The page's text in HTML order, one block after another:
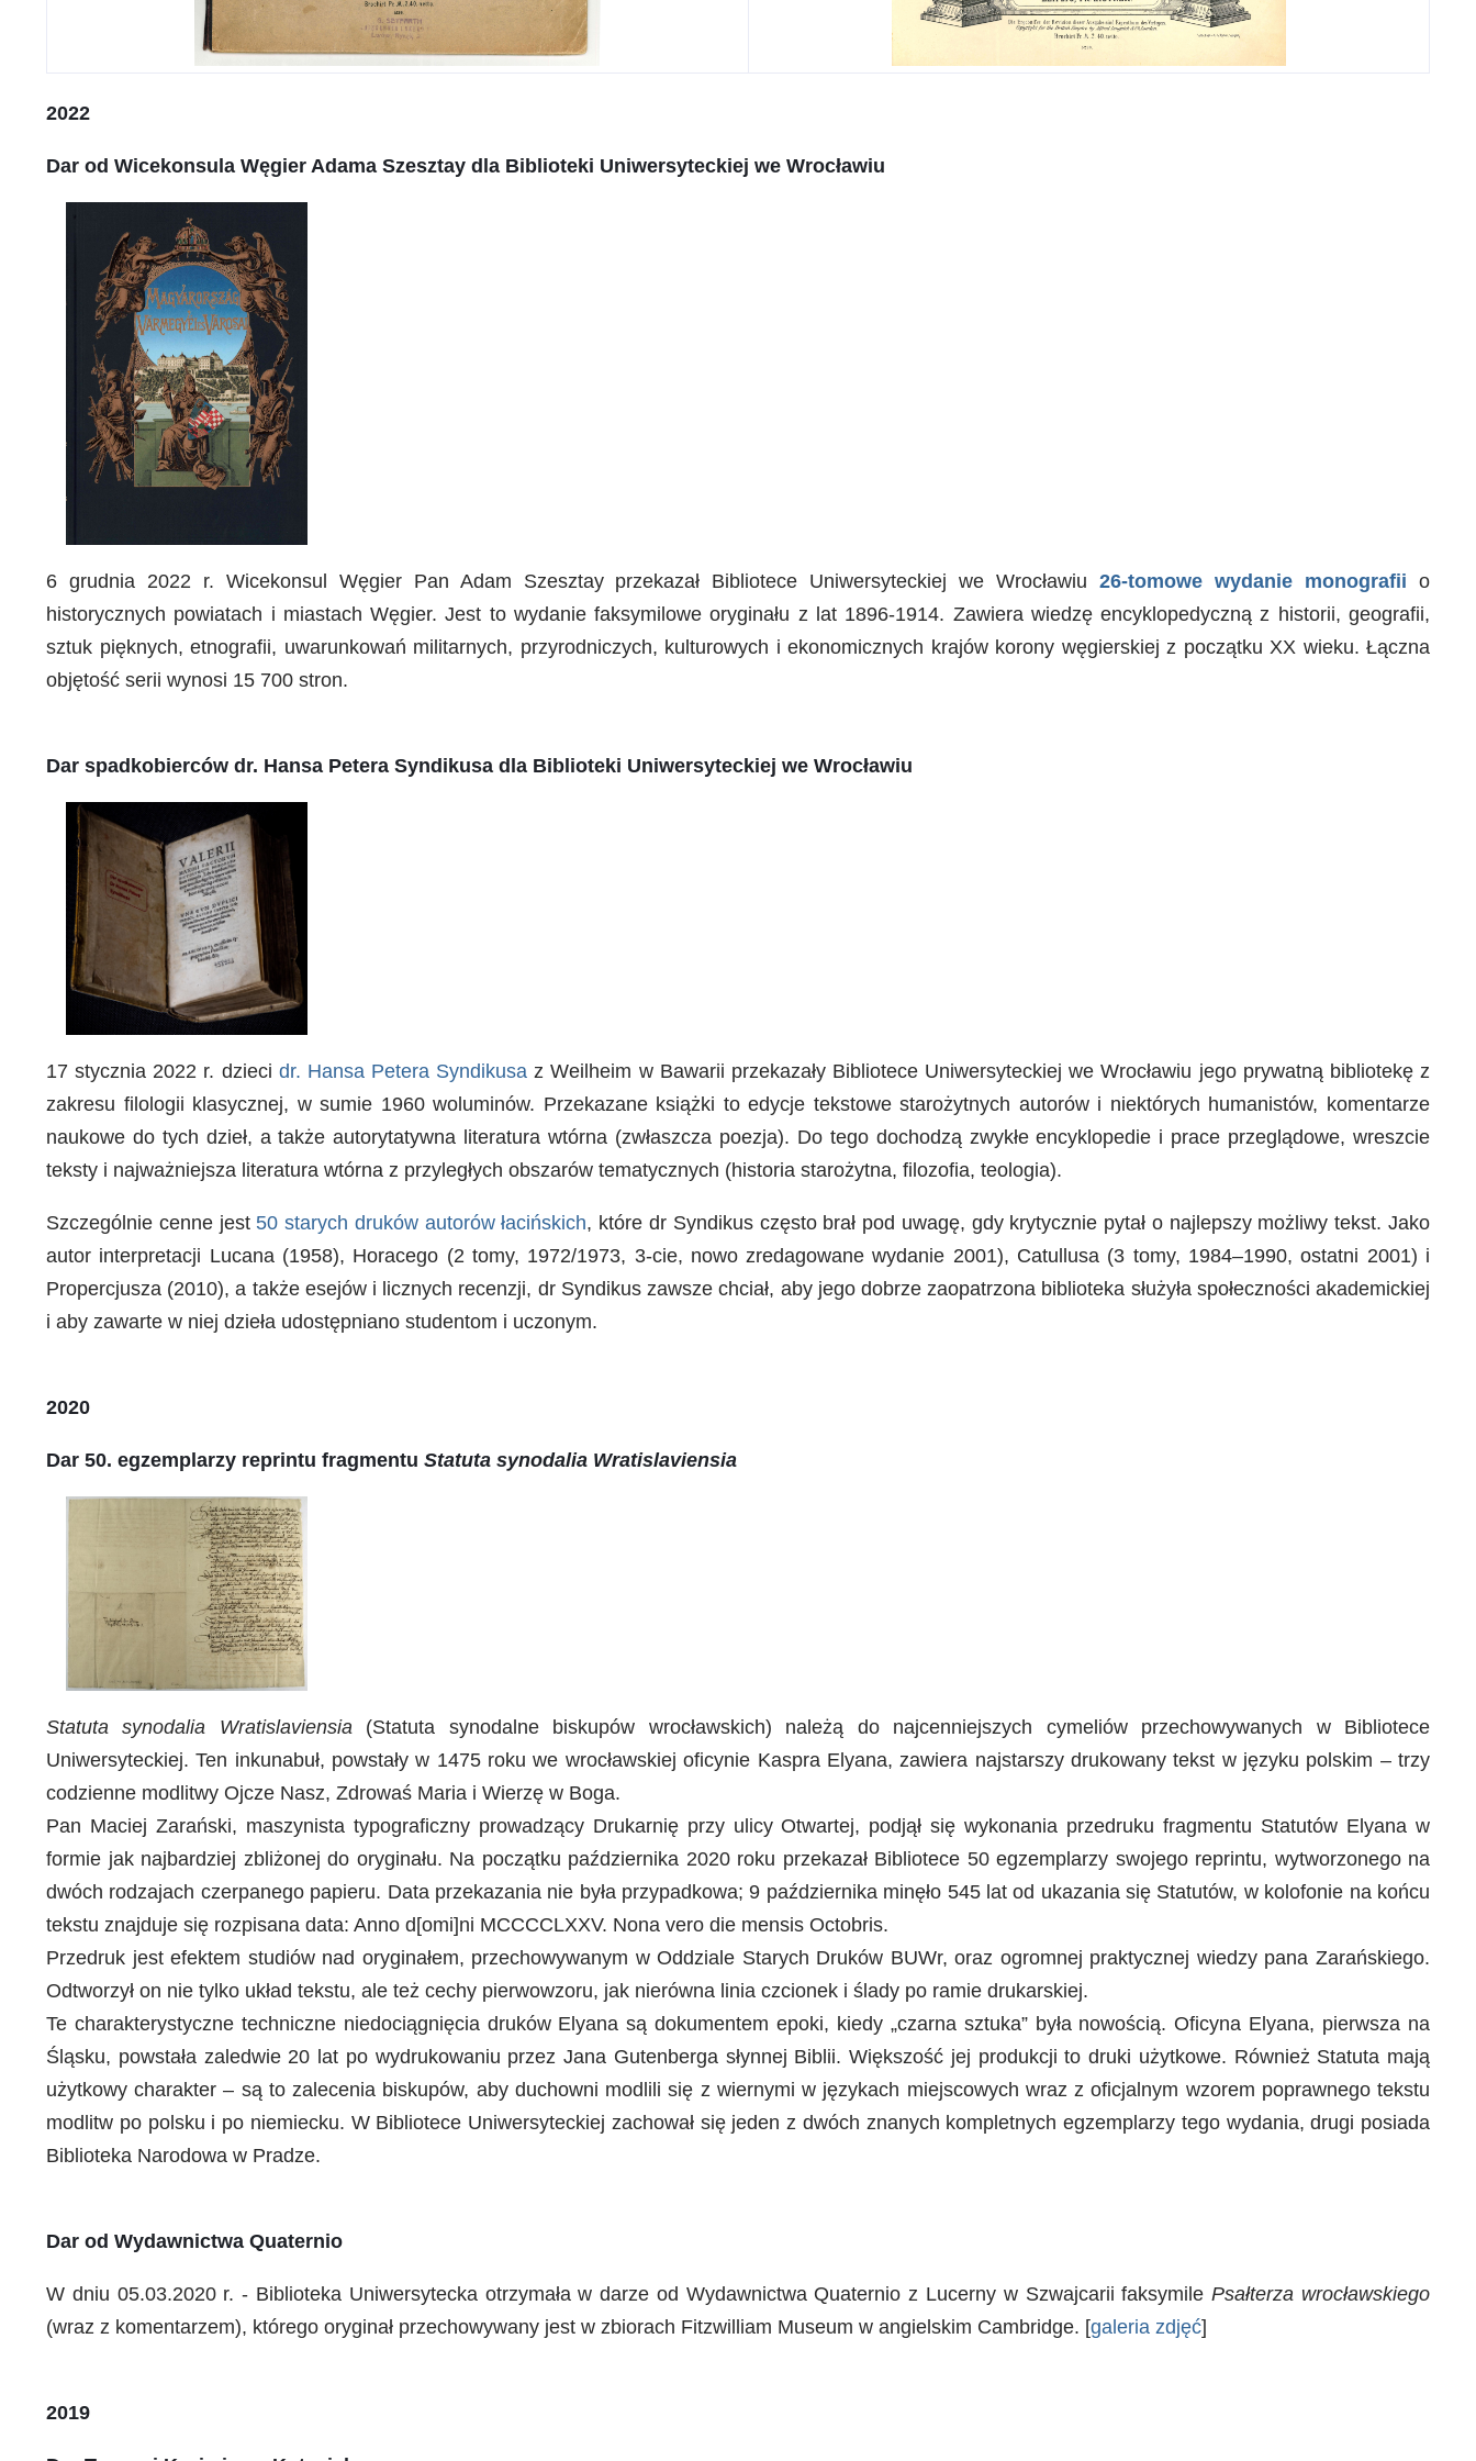
2022
Dar od Wicekonsula Węgier Adama Szesztay dla Biblioteki Uniwersyteckiej we Wrocławiu
6 grudnia 2022 r. Wicekonsul Węgier Pan Adam Szesztay przekazał Bibliotece Uniwersyteckiej we Wrocławiu26-tomowe wydanie monografii o
historycznych powiatach i miastach Węgier. Jest to wydanie faksymilowe oryginału z lat 1896-1914. Zawiera wiedzę encyklopedyczną z historii, geografii,
sztuk pięknych, etnografii, uwarunkowań militarnych, przyrodniczych, kulturowych i ekonomicznych krajów korony węgierskiej z początku XX wieku. Łączna
objętość serii wynosi 15 700 stron.
Dar spadkobierców dr. Hansa Petera Syndikusa dla Biblioteki Uniwersyteckiej we Wrocławiu
17 stycznia 2022 r. dzieci dr. Hansa Petera Syndikusa z Weilheim w Bawarii przekazały Bibliotece Uniwersyteckiej we Wrocławiu jego prywatną bibliotekę z
zakresu filologii klasycznej, w sumie 1960 woluminów. Przekazane książki to edycje tekstowe starożytnych autorów i niektórych humanistów, komentarze
naukowe do tych dzieł, a także autorytatywna literatura wtórna (zwłaszcza poezja). Do tego dochodzą zwykłe encyklopedie i prace przeglądowe, wreszcie
teksty i najważniejsza literatura wtórna z przyległych obszarów tematycznych (historia starożytna, filozofia, teologia).
Szczególnie cenne jest 50 starych druków autorów łacińskich, które dr Syndikus często brał pod uwagę, gdy krytycznie pytał o najlepszy możliwy tekst. Jako
autor interpretacji Lucana (1958), Horacego (2 tomy, 1972/1973, 3-cie, nowo zredagowane wydanie 2001), Catullusa (3 tomy, 1984–1990, ostatni 2001) i
Propercjusza (2010), a także esejów i licznych recenzji, dr Syndikus zawsze chciał, aby jego dobrze zaopatrzona biblioteka służyła społeczności akademickiej
i aby zawarte w niej dzieła udostępniano studentom i uczonym.
2020
Dar 50. egzemplarzy reprintu fragmentu Statuta synodalia Wratislaviensia
Statuta synodalia Wratislaviensia (Statuta synodalne biskupów wrocławskich) należą do najcenniejszych cymeliów przechowywanych w Bibliotece
Uniwersyteckiej. Ten inkunabuł, powstały w 1475 roku we wrocławskiej oficynie Kaspra Elyana, zawiera najstarszy drukowany tekst w języku polskim – trzy
codzienne modlitwy Ojcze Nasz, Zdrowaś Maria i Wierzę w Boga.
Pan Maciej Zarański, maszynista typograficzny prowadzący Drukarnię przy ulicy Otwartej, podjął się wykonania przedruku fragmentu Statutów Elyana w
formie jak najbardziej zbliżonej do oryginału. Na początku października 2020 roku przekazał Bibliotece 50 egzemplarzy swojego reprintu, wytworzonego na
dwóch rodzajach czerpanego papieru. Data przekazania nie była przypadkowa; 9 października minęło 545 lat od ukazania się Statutów, w kolofonie na końcu
tekstu znajduje się rozpisana data: Anno d[omi]ni MCCCCLXXV. Nona vero die mensis Octobris.
Przedruk jest efektem studiów nad oryginałem, przechowywanym w Oddziale Starych Druków BUWr, oraz ogromnej praktycznej wiedzy pana Zarańskiego.
Odtworzył on nie tylko układ tekstu, ale też cechy pierwowzoru, jak nierówna linia czcionek i ślady po ramie drukarskiej.
Te charakterystyczne techniczne niedociągnięcia druków Elyana są dokumentem epoki, kiedy „czarna sztuka” była nowością. Oficyna Elyana, pierwsza na
Śląsku, powstała zaledwie 20 lat po wydrukowaniu przez Jana Gutenberga słynnej Biblii. Większość jej produkcji to druki użytkowe. Również Statuta mają
użytkowy charakter – są to zalecenia biskupów, aby duchowni modlili się z wiernymi w językach miejscowych wraz z oficjalnym wzorem poprawnego tekstu
modlitw po polsku i po niemiecku. W Bibliotece Uniwersyteckiej zachował się jeden z dwóch znanych kompletnych egzemplarzy tego wydania, drugi posiada
Biblioteka Narodowa w Pradze.
Dar od Wydawnictwa Quaternio
W dniu 05.03.2020 r. - Biblioteka Uniwersytecka otrzymała w darze od Wydawnictwa Quaternio z Lucerny w Szwajcarii faksymilePsałterza wrocławskiego
(wraz z komentarzem), którego oryginał przechowywany jest w zbiorach Fitzwilliam Museum w angielskim Cambridge. [galeria zdjęć]
2019